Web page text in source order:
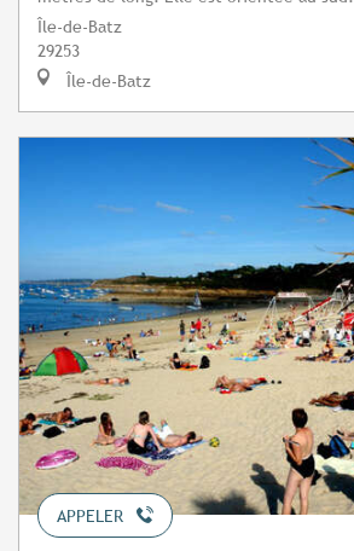
Île-de-Batz
29253
Île-de-Batz
APPELER